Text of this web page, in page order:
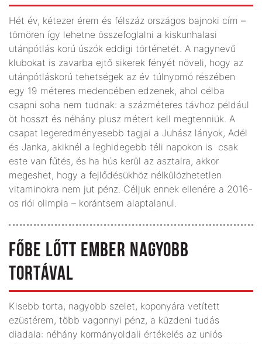
Hét év, kétezer érem és félszáz országos bajnoki cím –
tömören így lehetne összefoglalni a kiskunhalasi
utánpótlás korú úszók eddigi történetét. A nagynevű
klubokat is zavarba ejtő sikerek fényét növeli, hogy az
utánpótláskorú tehetségek az év túlnyomó részében
egy 19 méteres medencében edzenek, ahol célba
csapni soha nem tudnak: a százméteres távhoz például
öt hosszt és néhány plusz métert kell megtenniük. A
csapat legered­ményesebb tagjai a Juhász lányok, Adél
és Janka, akiknél a leghidegebb téli napokon is csak
este van fűtés, és ha hús kerül az asztalra, akkor
megeshet, hogy a fejlődésükhöz nélkülözhetetlen
vitaminokra nem jut pénz. Céljuk ennek ellenére a 2016-
os riói olimpia – korántsem alaptalanul.
FŐBE LŐTT EMBER NAGYOBB
TORTÁVAL
Kisebb torta, nagyobb szelet, koponyára vetített
ezüstérem, több vagonnyi pénz, a küzdeni tudás
diadala: néhány kormányoldali értékelés az uniós